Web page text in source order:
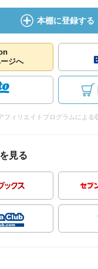
本棚に登録する
ジへ
フィリエイトプログラムによる
見る